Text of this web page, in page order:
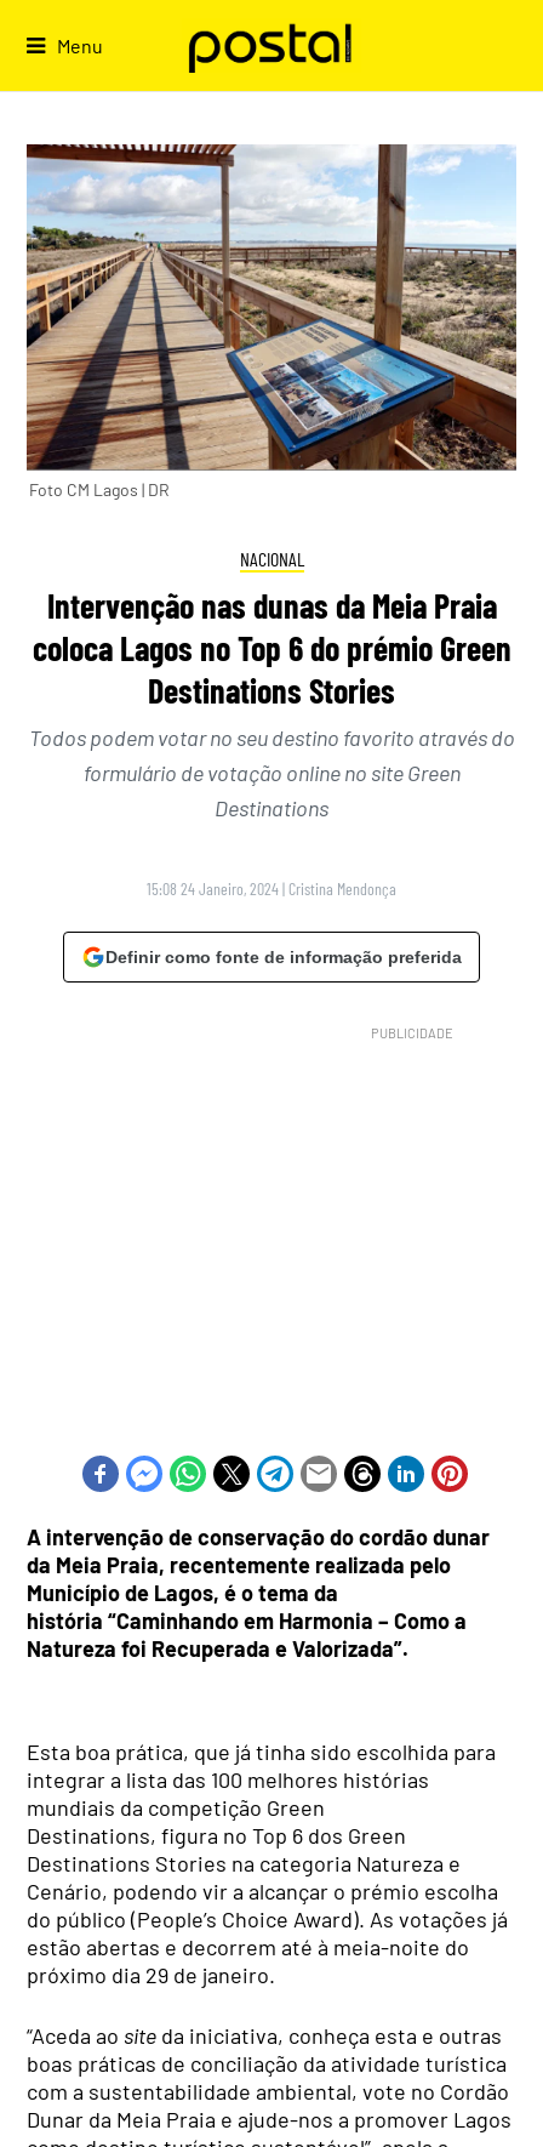
Menu
Foto CM Lagos | DR
NACIONAL
Intervenção nas dunas da Meia Praia
coloca Lagos no Top 6 do prémio Green
Destinations Stories
Todos podem votar no seu destino favorito através do
formulário de votação online no site Green
Destinations
15:08 24 Janeiro, 2024| Cristina Mendonça
Definir como fonte de informação preferida
A intervenção de conservação do cordão dunar
da Meia Praia, recentemente realizada pelo
Município de Lagos, é o tema da
história “Caminhando em Harmonia – Como a
Natureza foi Recuperada e Valorizada”.
Esta boa prática, que já tinha sido escolhida para
integrar a lista das 100 melhores histórias
mundiais da competição Green
Destinations, figura no Top 6 dos Green
Destinations Stories na categoria Natureza e
Cenário, podendo vir a alcançar o prémio escolha
do público (People’s Choice Award). As votações já
estão abertas e decorrem até à meia-noite do
próximo dia 29 de janeiro.
“Aceda ao site da iniciativa, conheça esta e outras
boas práticas de conciliação da atividade turística
com a sustentabilidade ambiental, vote no Cordão
Dunar da Meia Praia e ajude-nos a promover Lagos